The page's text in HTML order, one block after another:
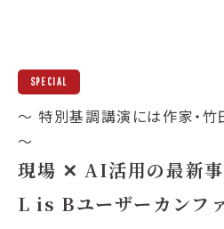
SPECIAL
～ 特別基調講演には作家・
～
現場 ✕ AI活用の最新事
L is Bユーザーカンフ